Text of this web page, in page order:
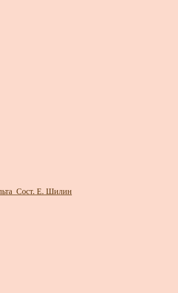
Е. Шилин